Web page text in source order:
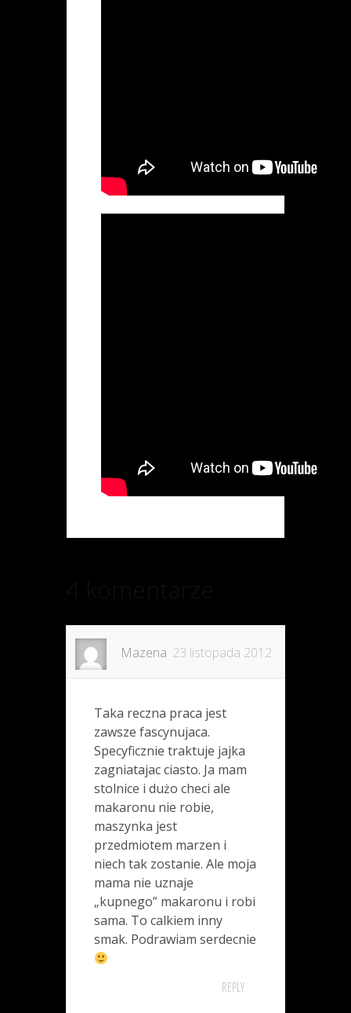
Mazena 23 listopada 2012
Taka reczna praca jest
zawsze fascynujaca.
Specyficznie traktuje jajka
zagniatajac ciasto. Ja mam
stolnice i dużo checi ale
makaronu nie robie,
maszynka jest
przedmiotem marzen i
niech tak zostanie. Ale moja
mama nie uznaje
„kupnego” makaronu i robi
sama. To calkiem inny
smak. Podrawiam serdecnie
REPLY